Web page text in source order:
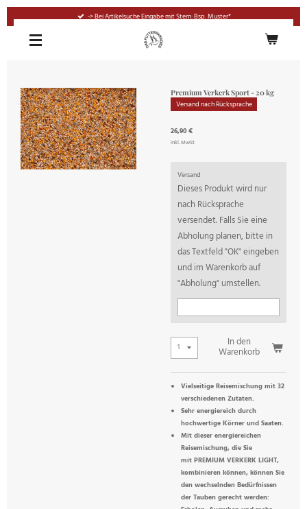
springen
-> Bei Artikelsuche Eingabe mit Stern: Bsp. Muster*
Premium Verkerk Sport - 20 kg
Versand nach Rücksprache
26,90 €
inkl. MwSt
Versand
Dieses Produkt wird nur
nach Rücksprache
versendet. Falls Sie eine
Abholung planen, bitte in
das Textfeld "OK" eingeben
und im Warenkorb auf
"Abholung" umstellen.
In den
Warenkorb
Vielseitige Reisemischung mit 32
verschiedenen Zutaten.
Sehr energiereich durch
hochwertige Körner und Saaten.
Mit dieser energiereichen
Reisemischung, die Sie
mit PREMIUM VERKERK LIGHT,
kombinieren können, können Sie
den wechselnden Bedürfnissen
der Tauben gerecht werden: